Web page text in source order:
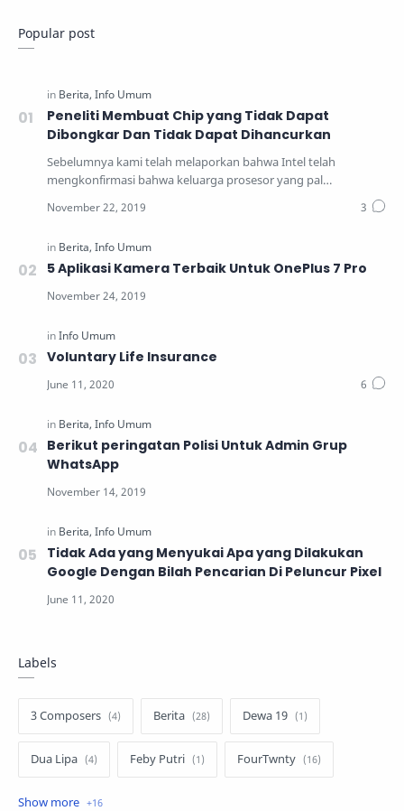
Popular post
Peneliti Membuat Chip yang Tidak Dapat
Dibongkar Dan Tidak Dapat Dihancurkan
Sebelumnya kami telah melaporkan bahwa Intel telah
mengkonfirmasi bahwa keluarga prosesor yang pal…
5 Aplikasi Kamera Terbaik Untuk OnePlus 7 Pro
Voluntary Life Insurance
Berikut peringatan Polisi Untuk Admin Grup
WhatsApp
Tidak Ada yang Menyukai Apa yang Dilakukan
Google Dengan Bilah Pencarian Di Peluncur Pixel
Labels
3 Composers Berita Dewa 19
Dua Lipa Feby Putri FourTwnty
Iksan Skuter